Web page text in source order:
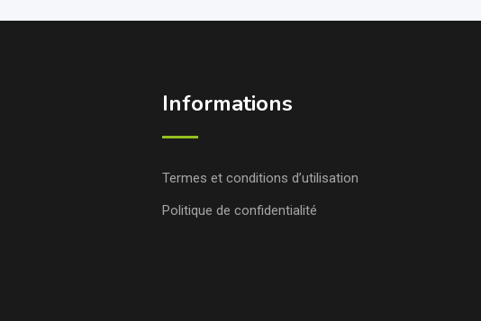
Informations
Termes et conditions d’utilisation
Politique de confidentialité